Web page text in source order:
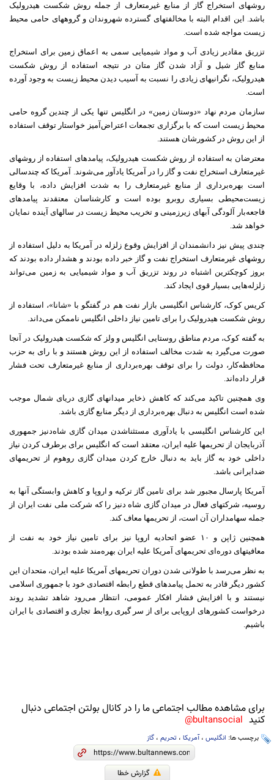
روشهای استخراج گاز از منابع غیرمتعارف از جمله روش شکست هیدرولیک
باشد. این اقدام البته با مخالفتهای گسترده شهروندان و گروههای حامی محیط
زیست مواجه شده است.
تزریق مقادیر زیادی آب و مواد شیمیایی سمی به اعماق زمین برای استخراج
منابع گاز شیل و آزاد شدن گاز متان در نتیجه استفاده از روش شکست
هیدرولیک، نگرانیهای زیادی را نسبت به آسیب‌ دیدن محیط زیست به وجود آورده
است.
سازمان مردم نهاد «دوستان زمین» در انگلیس تنها یکی از چندین گروه حامی
محیط زیست است که با برگزاری تجمعات اعتراض‌آمیز خواستار توقف استفاده
از این روش در کشورشان هستند.
معترضان به استفاده از روش شکست هیدرولیک، پیامدهای استفاده از روشهای
غیرمتعارف استخراج نفت و گاز را در آمریکا یادآور می‌شوند. آمریکا که چندسالی
است بهره‌برداری از منابع غیرمتعارف را به شدت افزایش داده، با وقایع
زیست‌محیطی بسیاری روبرو بوده است و کارشناسان معتقدند پیامدهای
فاجعه‌بار آلودگی آبهای زیرزمینی و تخریب محیط زیست در سالهای آینده نمایان
خواهد شد.
چندی پیش نیز دانشمندان از افزایش وقوع زلزله در آمریکا به دلیل استفاده از
روشهای غیرمتعارف استخراج نفت و گاز خبر داده بودند و هشدار داده بودند که
بروز کوچکترین اشتباه در روند تزریق آب و مواد شیمیایی به زمین می‌تواند
زلزله‌هایی بسیار قوی‌ ایجاد کند.
کریس کوک، کارشناس انگلیسی بازار نفت هم در گفتگو با «شانا»، استفاده از
روش شکست هیدرولیک را برای تامین نیاز داخلی انگلیس ناممکن می‌داند.
به گفته کوک، مردم مناطق روستایی انگلیس و ولز که شکست هیدرولیک در آنجا
صورت می‌گیرد به شدت مخالف استفاده از این روش هستند و با رای به حزب
محافظه‌کار، دولت را برای توقف بهره‌برداری از منابع غیرمتعارف تحت فشار
قرار داده‌اند.
وی همچنین تاکید می‌کند که کاهش ذخایر میدانهای گازی دریای شمال موجب
شده است انگلیس به دنبال بهره‌برداری از دیگر منابع گازی باشد.
این کارشناس انگلیسی با یادآوری مستثناشدن میدان گازی شاه‌دنیز جمهوری
آذربایجان از تحریمها علیه ایران، معتقد است که انگلیس برای برطرف کردن نیاز
داخلی خود به گاز باید به دنبال خارج کردن میدان گازی روهوم از تحریمهای
ضدایرانی باشد.
آمریکا پارسال مجبور شد برای تامین گاز ترکیه و اروپا و کاهش وابستگی‌ آنها به
روسیه،‌ شرکتهای فعال در میدان گازی شاه دنیز را که شرکت ملی نفت ایران از
جمله سهامداران آن است، از تحریمها معاف کند.
همچنین ژاپن و ١٠ عضو اتحادیه اروپا نیز برای تامین نیاز خود به نفت از
معافیتهای دوره‌ای تحریمهای آمریکا علیه ایران بهره‌مند شده بودند.
به نظر می‌رسد با طولانی شدن دوران تحریمهای آمریکا علیه ایران،‌ متحدان این
کشور دیگر قادر به تحمل پیامدهای قطع رابطه اقتصادی خود با جمهوری اسلامی
نیستند و با افزایش فشار افکار عمومی، انتظار می‌رود شاهد تشدید روند
درخواست کشورهای اروپایی برای از سر گیری روابط تجاری و اقتصادی با ایران
باشیم.
برای مشاهده مطالب اجتماعی ما را در کانال بولتن اجتماعی دنبال
کنید bultansocial@
برچسب ها: انگلیس ،آمریکا ، تحریم ، گاز
گزارش خطا